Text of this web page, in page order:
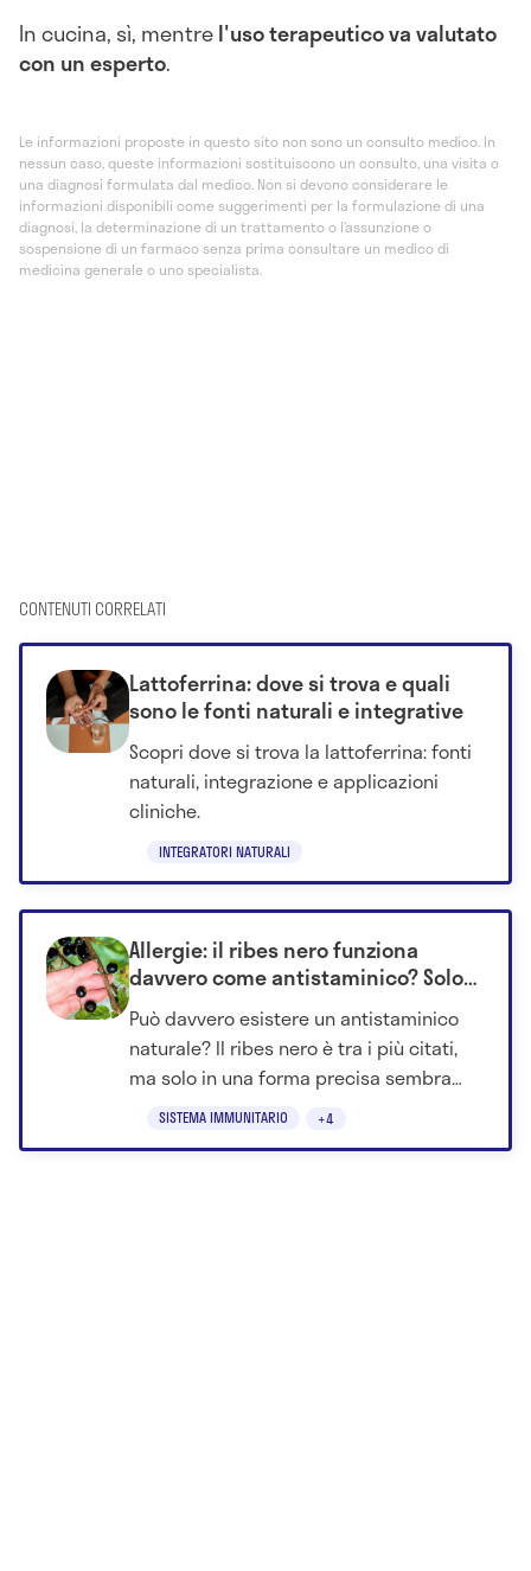
In cucina, sì, mentrel'uso terapeutico va valutato
con un esperto.
Le informazioni proposte in questo sito non sono un consulto medico. In
nessun caso, queste informazioni sostituiscono un consulto, una visita o
una diagnosi formulata dal medico. Non si devono considerare le
informazioni disponibili come suggerimenti per la formulazione di una
diagnosi, la determinazione di un trattamento o l’assunzione o
sospensione di un farmaco senza prima consultare un medico di
medicina generale o uno specialista.
CONTENUTI CORRELATI
INTEGRATORI NATURALI
Lattoferrina: dove si trova e quali
sono le fonti naturali e integrative
Scopri dove si trova la lattoferrina: fonti
naturali, integrazione e applicazioni
cliniche.
SISTEMA IMMUNITARIO +4
Allergie: il ribes nero funziona
davvero come antistaminico? Solo
in questa forma (poco conosciuta)
Può davvero esistere un antistaminico
naturale? Il ribes nero è tra i più citati,
ma solo in una forma precisa sembra
avere effetti interessanti.